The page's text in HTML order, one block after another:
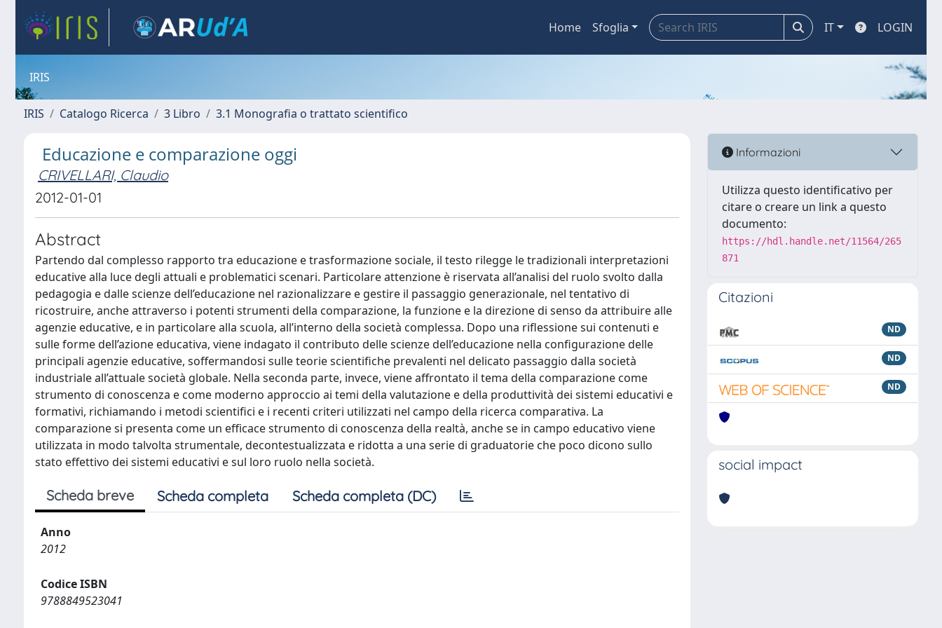
Home Sfoglia IT LOGIN
IRIS
IRIS Catalogo Ricerca 3 Libro 3.1 Monografia o trattato scientifico
Educazione e comparazione oggi
CRIVELLARI, Claudio
2012-01-01
Abstract
Partendo dal complesso rapporto tra educazione e trasformazione sociale, il testo rilegge le tradizionali interpretazioni
educative alla luce degli attuali e problematici scenari. Particolare attenzione è riservata all’analisi del ruolo svolto dalla
pedagogia e dalle scienze dell’educazione nel razionalizzare e gestire il passaggio generazionale, nel tentativo di
ricostruire, anche attraverso i potenti strumenti della comparazione, la funzione e la direzione di senso da attribuire alle
agenzie educative, e in particolare alla scuola, all’interno della società complessa. Dopo una riflessione sui contenuti e
sulle forme dell’azione educativa, viene indagato il contributo delle scienze dell’educazione nella configurazione delle
principali agenzie educative, soffermandosi sulle teorie scientifiche prevalenti nel delicato passaggio dalla società
industriale all’attuale società globale. Nella seconda parte, invece, viene affrontato il tema della comparazione come
strumento di conoscenza e come moderno approccio ai temi della valutazione e della produttività dei sistemi educativi e
formativi, richiamando i metodi scientifici e i recenti criteri utilizzati nel campo della ricerca comparativa. La
comparazione si presenta come un efficace strumento di conoscenza della realtà, anche se in campo educativo viene
utilizzata in modo talvolta strumentale, decontestualizzata e ridotta a una serie di graduatorie che poco dicono sullo
stato effettivo dei sistemi educativi e sul loro ruolo nella società.
Scheda breve Scheda completa Scheda completa (DC)
Anno
2012
Codice ISBN
9788849523041
Informazioni
Utilizza questo identificativo per
citare o creare un link a questo
documento:
https://hdl.handle.net/11564/265
871
Citazioni
ND
ND
ND
social impact